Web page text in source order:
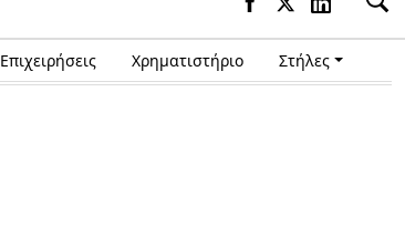
Επιχειρήσεις Χρηματιστήριο Στήλες